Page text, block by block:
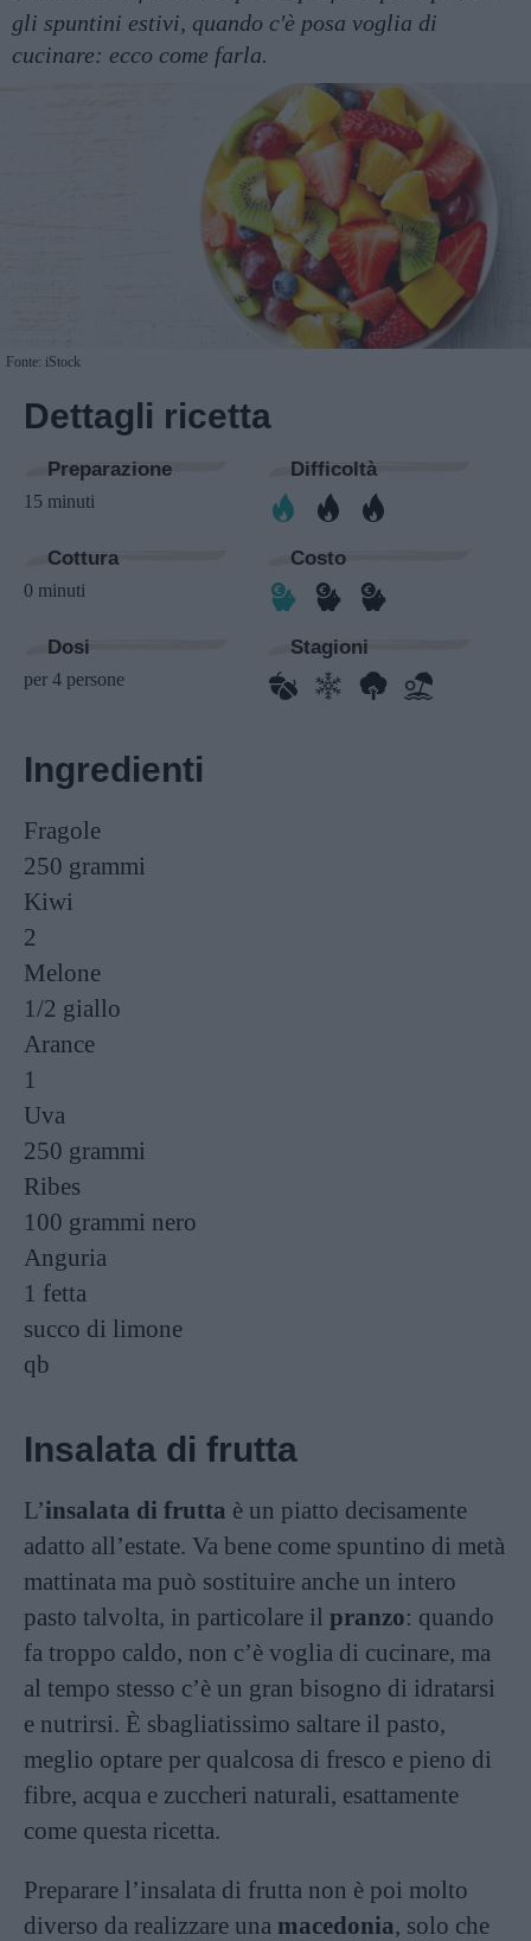
gli spuntini estivi, quando c'è posa voglia di
cucinare: ecco come farla.
Fonte: iStock
Dettagli ricetta
Preparazione
15 minuti
Difficoltà
Cottura
0 minuti
Costo
Dosi
per 4 persone
Stagioni
Ingredienti
Fragole
250 grammi
Kiwi
2
Melone
1/2 giallo
Arance
1
Uva
250 grammi
Ribes
100 grammi nero
Anguria
1 fetta
succo di limone
qb
Insalata di frutta
L’insalata di frutta è un piatto decisamente
adatto all’estate. Va bene come spuntino di metà
mattinata ma può sostituire anche un intero
pasto talvolta, in particolare il pranzo: quando
fa troppo caldo, non c’è voglia di cucinare, ma
al tempo stesso c’è un gran bisogno di idratarsi
e nutrirsi. È sbagliatissimo saltare il pasto,
meglio optare per qualcosa di fresco e pieno di
fibre, acqua e zuccheri naturali, esattamente
come questa ricetta.
Preparare l’insalata di frutta non è poi molto
diverso da realizzare una macedonia, solo che